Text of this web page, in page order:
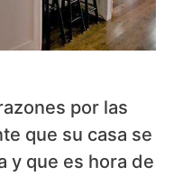
por las
que su casa se
y que es hora de